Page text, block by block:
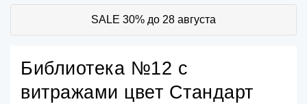
SALE 30% до 28 августа
Библиотека №12 с
витражами цвет Стандарт